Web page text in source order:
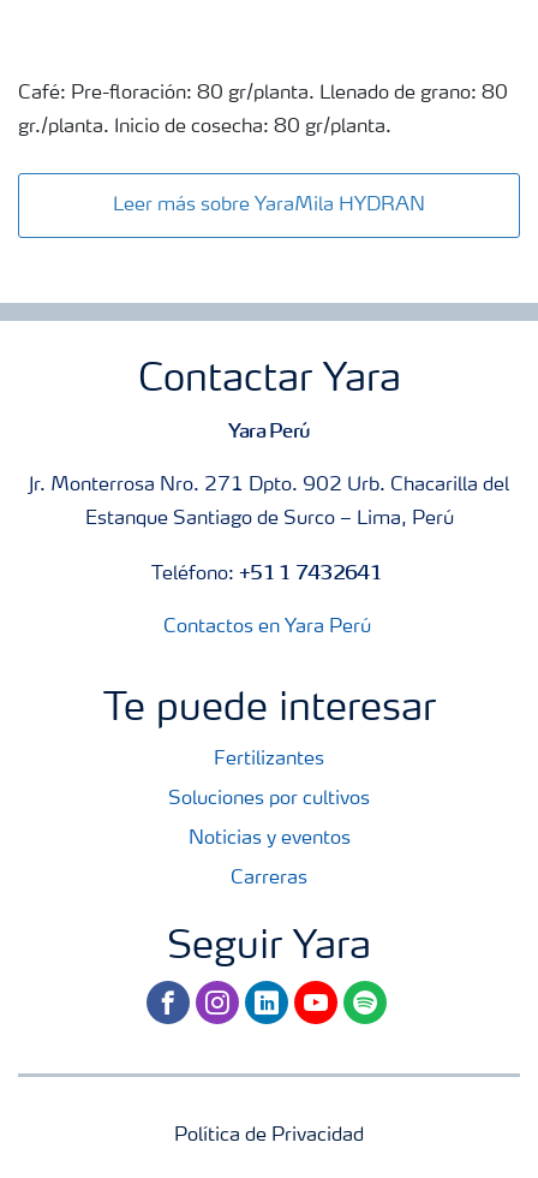
Café: Pre-floración: 80 gr/planta. Llenado de grano: 80
gr./planta. Inicio de cosecha: 80 gr/planta.
Leer más sobre YaraMila HYDRAN
Contactar Yara
Yara Perú
Jr. Monterrosa Nro. 271 Dpto. 902 Urb. Chacarilla del
Estanque Santiago de Surco – Lima, Perú
Teléfono:+51 1 7432641
Contactos en Yara Perú
Te puede interesar
Fertilizantes
Soluciones por cultivos
Noticias y eventos
Carreras
Seguir Yara
facebookinstagram
linkedinyoutubespotify
Política de Privacidad